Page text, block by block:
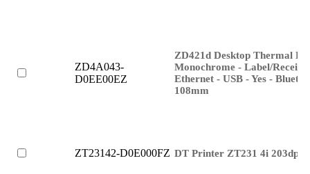
ZD4A043-
D0EE00EZ
ZD421d Desktop Thermal
Monochrome - Label/
Ethernet - USB - Yes -
108mm
ZT23142-D0E000FZ DT Printer ZT231 4i 203dpi